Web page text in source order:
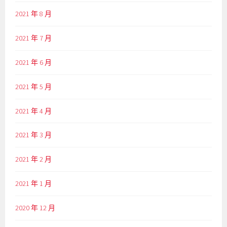
2021 年 8 月
2021 年 7 月
2021 年 6 月
2021 年 5 月
2021 年 4 月
2021 年 3 月
2021 年 2 月
2021 年 1 月
2020 年 12 月